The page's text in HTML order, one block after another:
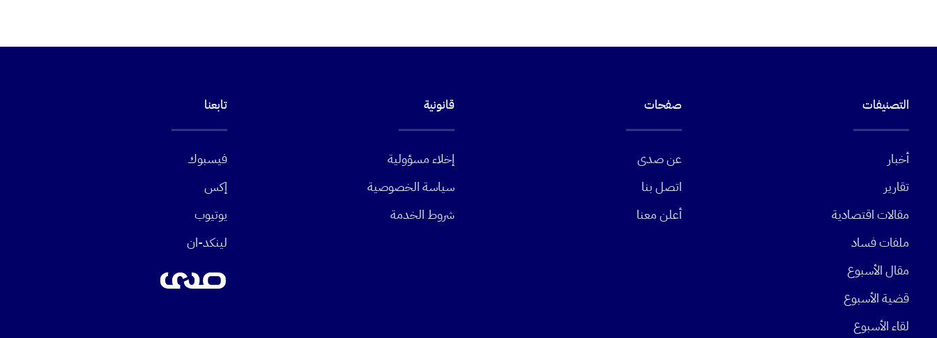
التصنيفات
أخبار
تقارير
مقالات اقتصادية
ملفات فساد
مقال الأسبوع
قضية الأسبوع
لقاء الأسبوع
صفحات
عن صدى
اتصل بنا
أعلن معنا
قانونية
إخلاء مسؤولية
سياسة الخصوصية
شروط الخدمة
تابعنا
فيسبوك
إكس
يوتيوب
لينكد-ان